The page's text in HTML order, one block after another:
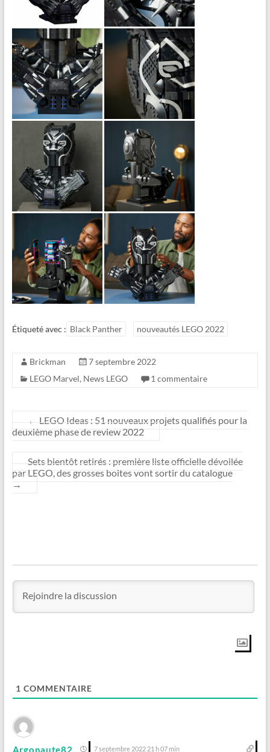
Étiqueté avec : Black Panther nouveautés LEGO 2022
Brickman
7 septembre 2022
LEGO Marvel, News LEGO 1 commentaire
←
LEGO Ideas : 51 nouveaux projets qualifiés pour la
deuxième phase de review 2022
Sets bientôt retirés : première liste officielle dévoilée
par LEGO, des grosses boites vont sortir du catalogue
→
1 COMMENTAIRE
Argonaute82 7 septembre 2022 21 h 07 min